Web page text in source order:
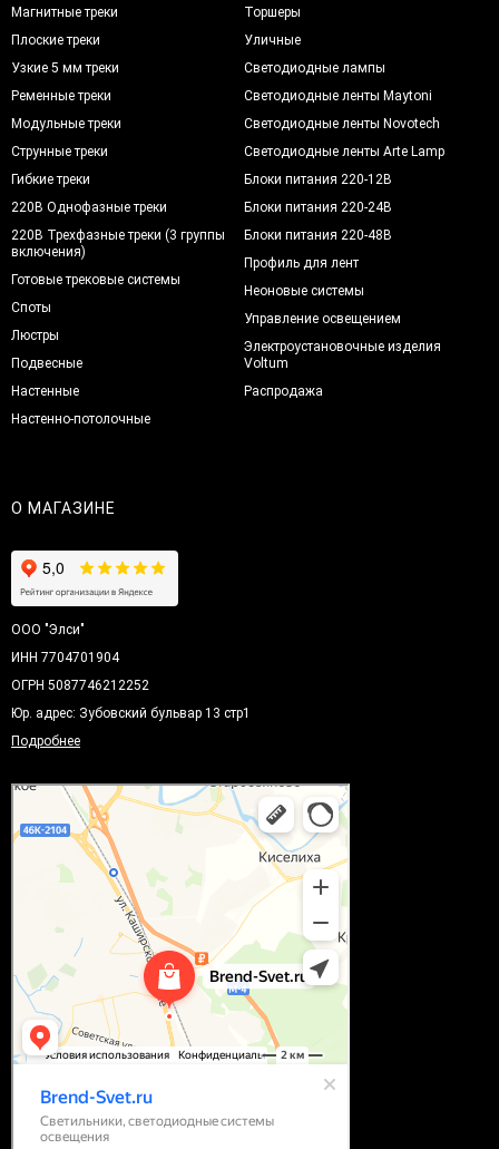
Магнитные треки
Плоские треки
Узкие 5 мм треки
Ременные треки
Модульные треки
Струнные треки
Гибкие треки
220В Однофазные треки
220В Трехфазные треки (3 группы
включения)
Готовые трековые системы
Споты
Люстры
Подвесные
Настенные
Настенно-потолочные
Торшеры
Уличные
Светодиодные лампы
Светодиодные ленты Maytoni
Светодиодные ленты Novotech
Светодиодные ленты Arte Lamp
Блоки питания 220-12В
Блоки питания 220-24В
Блоки питания 220-48В
Профиль для лент
Неоновые системы
Управление освещением
Электроустановочные изделия
Voltum
Распродажа
О МАГАЗИНЕ
ООО "Элси"
ИНН 7704701904
ОГРН 5087746212252
Юр. адрес: Зубовский бульвар 13 стр1
Подробнее